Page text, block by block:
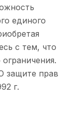
единого
с тем, что
защите прав
г.